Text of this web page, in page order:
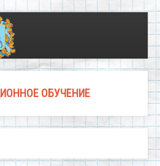
ОБУЧЕНИЕ